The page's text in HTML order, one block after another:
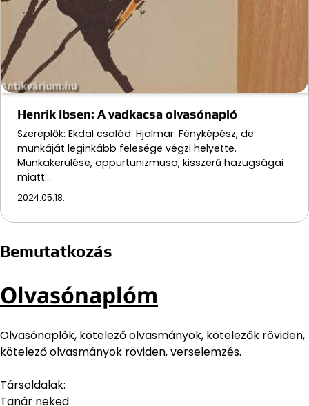
Henrik Ibsen: A vadkacsa olvasónapló
Szereplők: Ekdal család: Hjalmar: Fényképész, de
munkáját leginkább felesége végzi helyette.
Munkakerülése, oppurtunizmusa, kisszerű hazugságai
miatt…
2024.05.18.
Bemutatkozás
Olvasónaplóm
Olvasónaplók, kötelező olvasmányok, kötelezők röviden,
kötelező olvasmányok röviden, verselemzés.
Társoldalak:
Tanár neked